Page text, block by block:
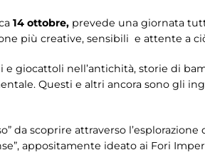
14 ottobre, prevede una giornata
più creative, sensibili e attente a
giocattoli nell’antichità, storie di
Questi e altri ancora sono gli
da scoprire attraverso
appositamente ideato ai Fori